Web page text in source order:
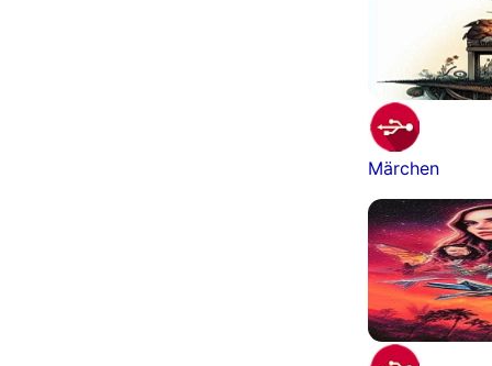
Märchen